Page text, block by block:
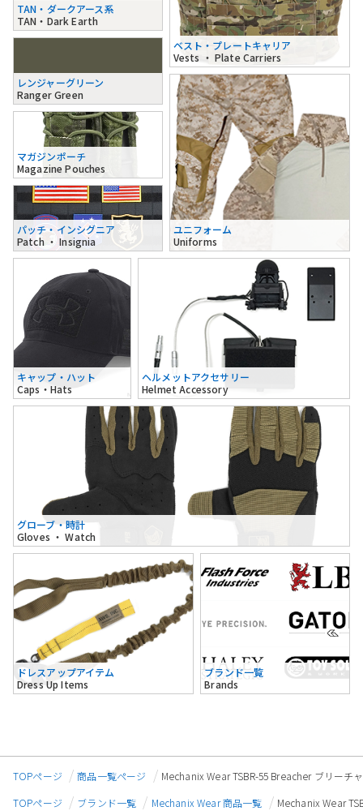
TAN・ダークアース系
TAN・Dark Earth
レンジャーグリーン
Ranger Green
ベスト・プレートキャリア
Vests ・ Plate Carriers
マガジンポーチ
Magazine Pouches
パッチ・インシグニア
Patch ・ Insignia
ユニフォーム
Uniforms
キャップ・ハット
Caps・Hats
ヘルメットアクセサリー
Helmet Accessory
グローブ・時計
Gloves ・ Watch
ドレスアップアイテム
Dress Up Items
ブランド一覧
Brands
TOPページ 商品一覧ページ
Mechanix Wear TSBR-55 Breacher ブリーチ
TOPページ
ブランド一覧 Mechanix Wear 商品一覧
Mechanix Wear